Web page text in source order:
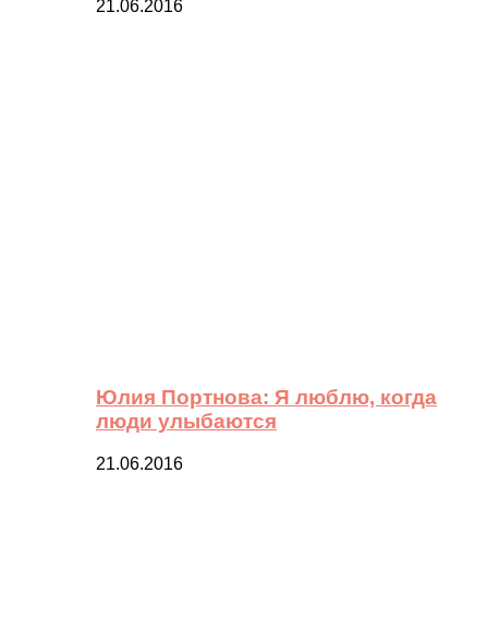
21.06.2016
Юлия Портнова: Я люблю, когда
люди улыбаются
21.06.2016